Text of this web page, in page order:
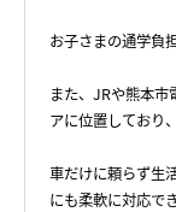
お子さまの通学負
また、JRや熊本市
アに位置しており
車だけに頼らず生
にも柔軟に対応で